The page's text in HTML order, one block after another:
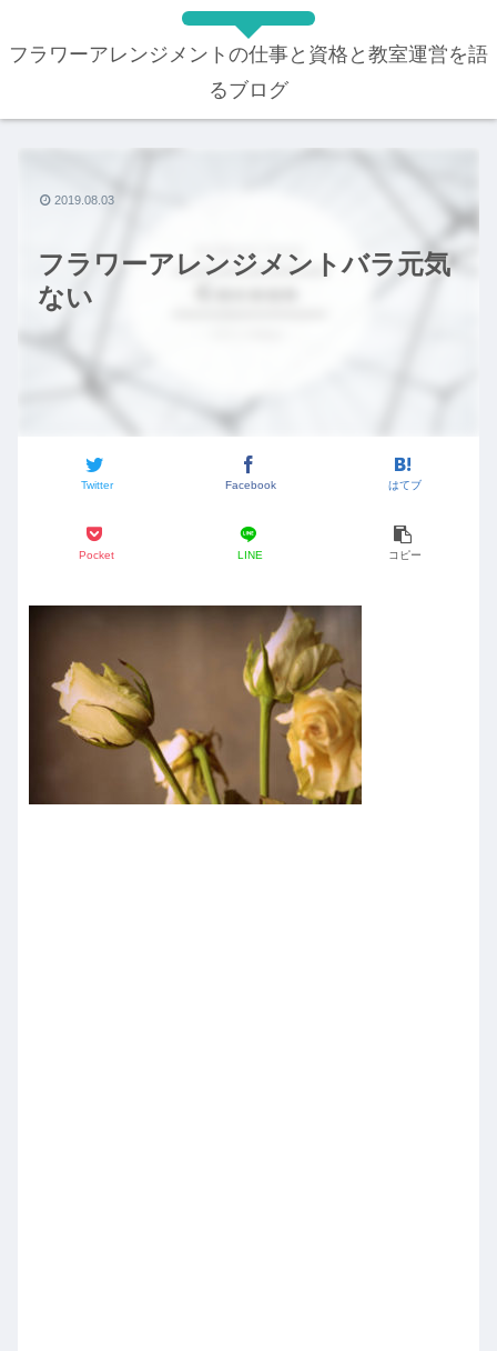
フラワーアレンジメントの仕事と資格と教室運営を語
るブログ
フラワーアレンジメントバラ元気
ない
Twitter Facebook はてブ
Pocket LINE コピー
2019.08.03